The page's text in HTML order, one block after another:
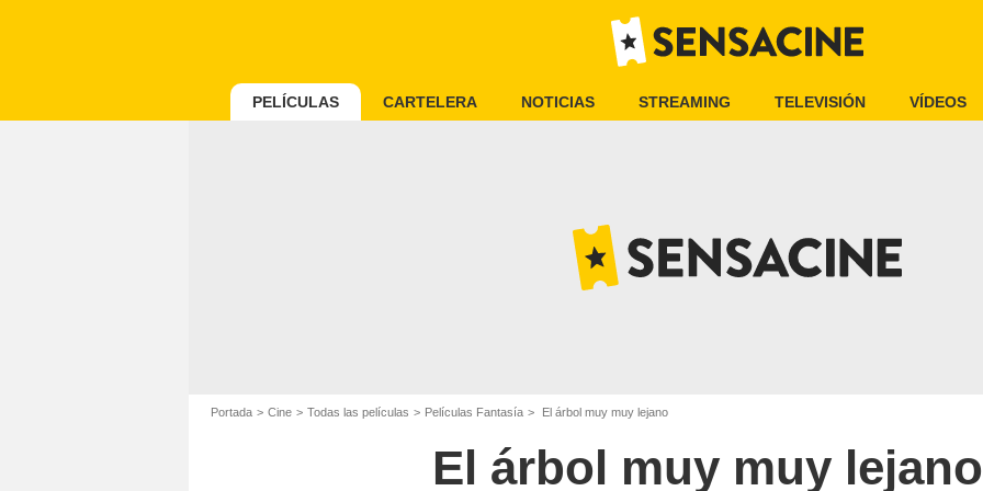
PELÍCULAS CARTELERA NOTICIAS STREAMING TELEVISIÓN VÍDEOS
Portada Cine Todas las películas Películas Fantasía El árbol muy muy lejano
El árbol muy muy lejano